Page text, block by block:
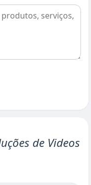
de Videos